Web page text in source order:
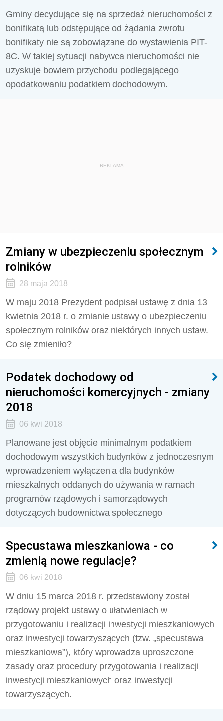
Gminy decydujące się na sprzedaż nieruchomości z
bonifikatą lub odstępujące od żądania zwrotu
bonifikaty nie są zobowiązane do wystawienia PIT-
8C. W takiej sytuacji nabywca nieruchomości nie
uzyskuje bowiem przychodu podlegającego
opodatkowaniu podatkiem dochodowym.
REKLAMA
Zmiany w ubezpieczeniu społecznym
rolników
28 maja 2018
W maju 2018 Prezydent podpisał ustawę z dnia 13
kwietnia 2018 r. o zmianie ustawy o ubezpieczeniu
społecznym rolników oraz niektórych innych ustaw.
Co się zmieniło?
Podatek dochodowy od
nieruchomości komercyjnych - zmiany
2018
06 kwi 2018
Planowane jest objęcie minimalnym podatkiem
dochodowym wszystkich budynków z jednoczesnym
wprowadzeniem wyłączenia dla budynków
mieszkalnych oddanych do używania w ramach
programów rządowych i samorządowych
dotyczących budownictwa społecznego
Specustawa mieszkaniowa - co
zmienią nowe regulacje?
06 kwi 2018
W dniu 15 marca 2018 r. przedstawiony został
rządowy projekt ustawy o ułatwieniach w
przygotowaniu i realizacji inwestycji mieszkaniowych
oraz inwestycji towarzyszących (tzw. „specustawa
mieszkaniowa”), który wprowadza uproszczone
zasady oraz procedury przygotowania i realizacji
inwestycji mieszkaniowych oraz inwestycji
towarzyszących.